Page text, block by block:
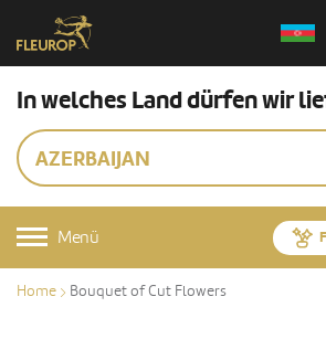
In welches Land dürfen wir
AZERBAIJAN
Menü
Home Bouquet of Cut Flowers